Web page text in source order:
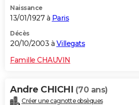
Naissance
13/01/1927 à Paris
Décès
20/10/2003 à Villegats
Famille CHAUVIN
Andre CHICHI (70 ans)
Créer une cagnotte obsèques